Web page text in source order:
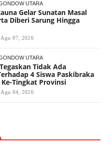
UTARA
Gelar Sunatan Masal
Diberi Sarung Hingga
Agu 07, 2026
UTARA
Tidak Ada
4 Siswa Paskibraka
Tingkat Provinsi
Agu 04, 2026